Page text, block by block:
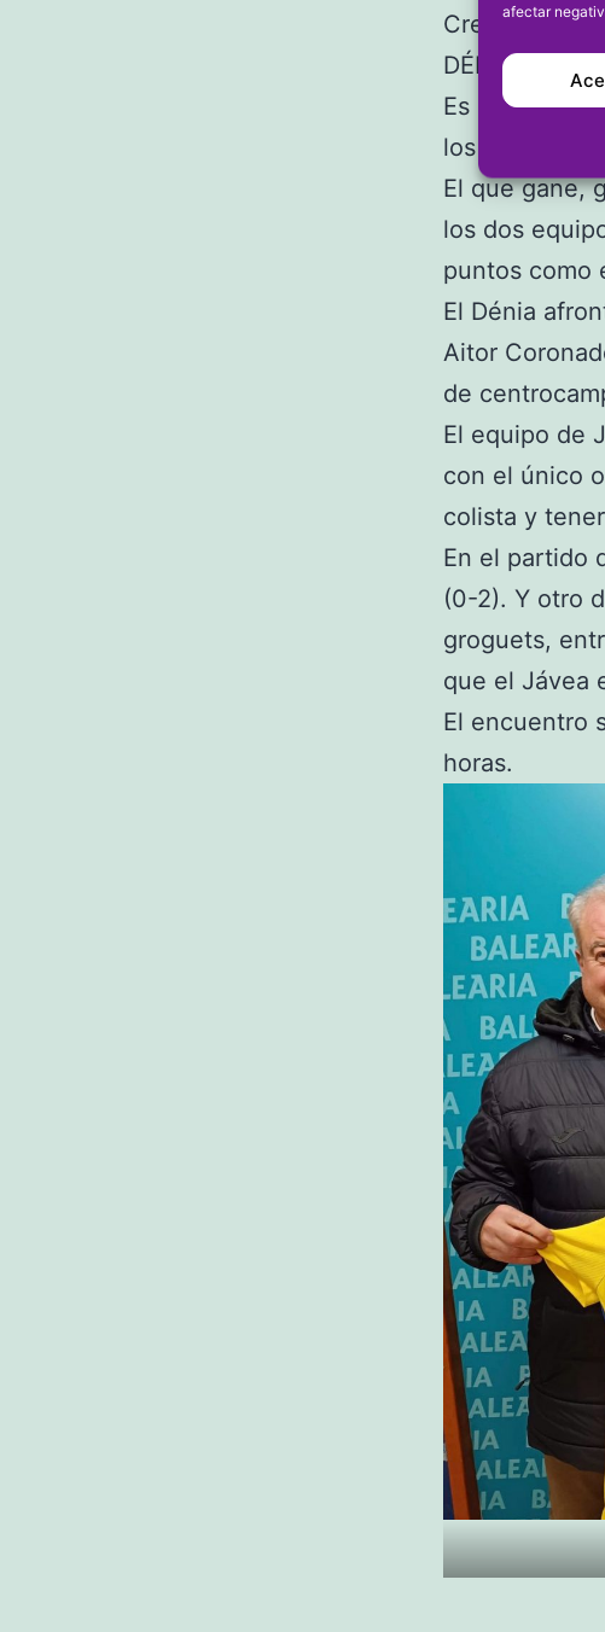
afectar
Crevillente
DÉNIA-JÁVEA
Es sin duda
los tres
El que gane,
los dos
puntos como
El Dénia
Aitor
de
El equipo de
con el único
colista y
En el partido
(0-2). Y otro
groguets,
que el Jávea
El encuentro
horas.